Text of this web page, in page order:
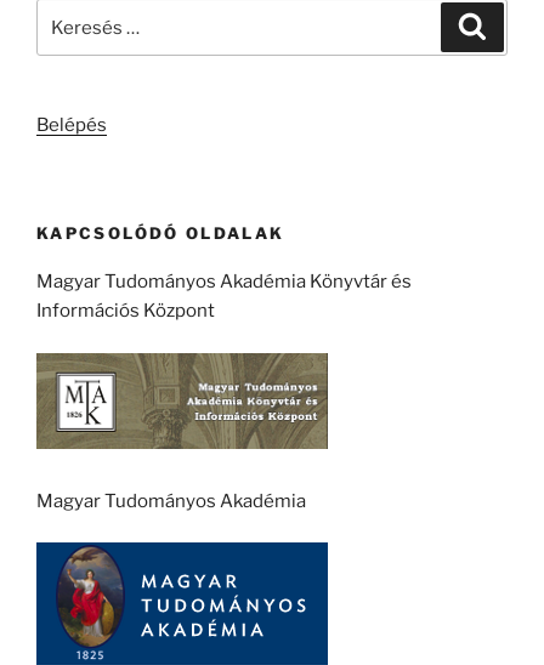
Belépés
KAPCSOLÓDÓ OLDALAK
Magyar Tudományos Akadémia Könyvtár és
Információs Központ
Magyar Tudományos Akadémia